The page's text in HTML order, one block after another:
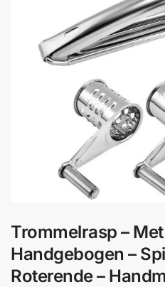
Trommelrasp –
Handgebogen –
Roterende –